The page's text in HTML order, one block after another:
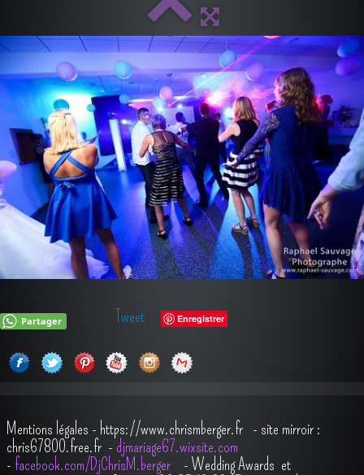
Partager Tweet Enregistrer
Mentions légales - https://www.chrismberger.fr - site mirroir :
chris67800.free.fr - djmariage67.wixsite.com
- facebook.com/DjChrisM.berger - Wedding Awards et